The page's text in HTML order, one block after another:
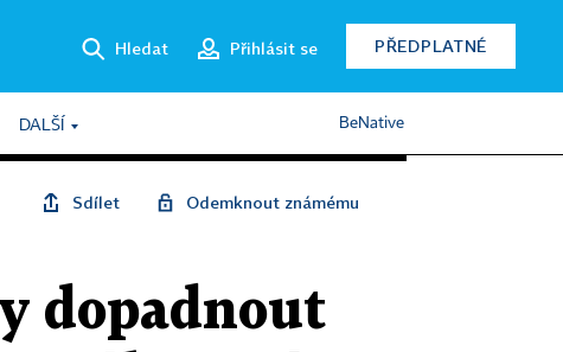
Hledat Přihlásit se PŘEDPLATNÉ
DALŠÍ BeNative
Sdílet Odemknout známému
dopadnout